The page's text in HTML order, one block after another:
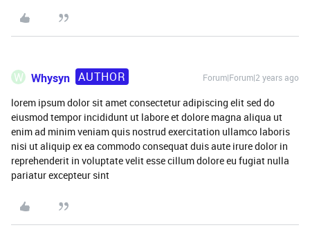
W Whysyn AUTHOR Forum|Forum|2 years ago
lorem ipsum dolor sit amet consectetur adipiscing elit sed do
eiusmod tempor incididunt ut labore et dolore magna aliqua ut
enim ad minim veniam quis nostrud exercitation ullamco laboris
nisi ut aliquip ex ea commodo consequat duis aute irure dolor in
reprehenderit in voluptate velit esse cillum dolore eu fugiat nulla
pariatur excepteur sint